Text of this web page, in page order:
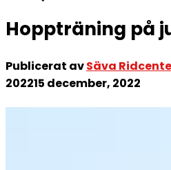
Hoppträning på
Publicerat avSäva
202215 december, 2022